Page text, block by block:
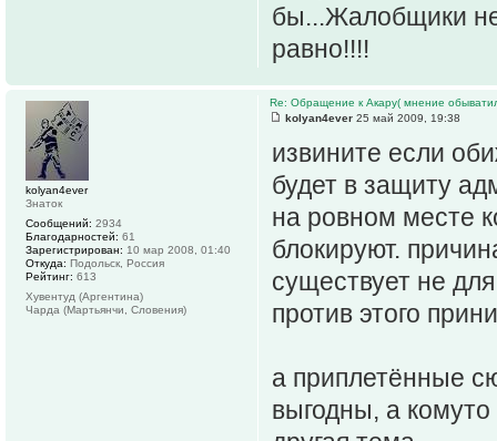
бы...Жалобщики
равно!!!!
Re: Обращение к Акару( мнение
kolyan4ever 25 май 2009, 19:38
извините если
будет в защиту
на ровном месте
блокируют.
существует не
против этого
а приплетённые
выгодны, а
kolyan4ever
Знаток
Сообщений: 2934
Благодарностей: 61
Зарегистрирован: 10 мар 2008, 01:40
Откуда: Подольск, Россия
Рейтинг: 613
Хувентуд (Аргентина)
Чарда (Мартьянчи, Словения)